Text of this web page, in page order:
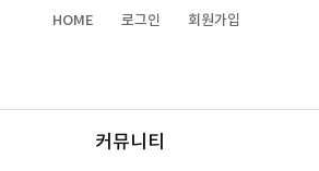
HOME 로그인 회원가입
커뮤니티